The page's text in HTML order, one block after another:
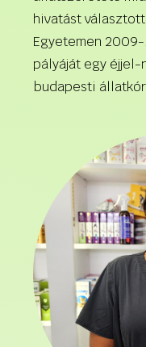
hivatást
Egyetemen
pályáját egy
budapesti